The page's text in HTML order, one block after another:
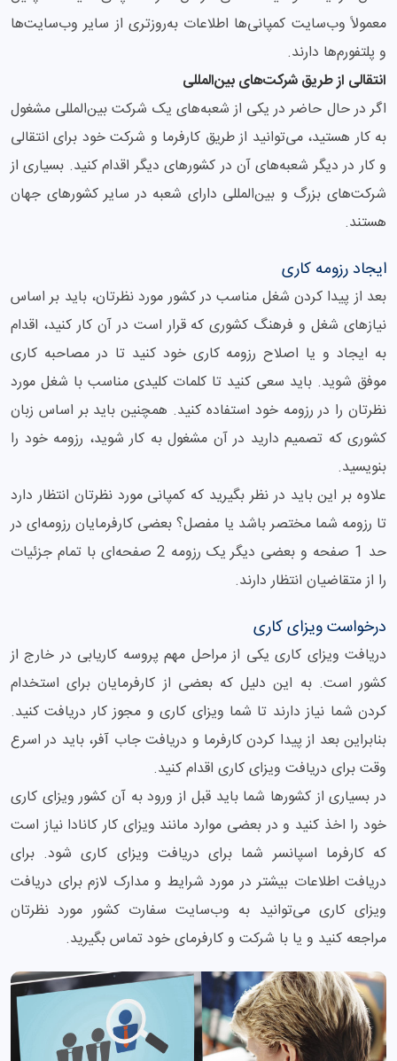
معمولاً وب‌سایت کمپانی‌ها اطلاعات به‌روزتری از سایر وب‌سایت‌ها
و پلتفورم‌ها دارند.
انتقالی از طریق شرکت‌های بین‌المللی
اگر در حال حاضر در یکی از شعبه‌های یک شرکت بین‌المللی مشغول
به کار هستید، می‌توانید از طریق کارفرما و شرکت خود برای انتقالی
و کار در دیگر شعبه‌های آن در کشورهای دیگر اقدام کنید. بسیاری از
شرکت‌های بزرگ و بین‌المللی دارای شعبه در سایر کشورهای جهان
هستند.
ایجاد رزومه کاری
بعد از پیدا کردن شغل مناسب در کشور مورد نظرتان، باید بر اساس
نیازهای شغل و فرهنگ کشوری که قرار است در آن کار کنید، اقدام
به ایجاد و یا اصلاح رزومه کاری خود کنید تا در مصاحبه کاری
موفق شوید. باید سعی کنید تا کلمات کلیدی مناسب با شغل مورد
نظرتان را در رزومه خود استفاده کنید. همچنین باید بر اساس زبان
کشوری که تصمیم دارید در آن مشغول به کار شوید، رزومه خود را
بنویسید.
علاوه بر این باید در نظر بگیرید که کمپانی مورد نظرتان انتظار دارد
تا رزومه شما مختصر باشد یا مفصل؟ بعضی کارفرمایان رزومه‌ای در
حد 1 صفحه و بعضی دیگر یک رزومه 2 صفحه‌ای با تمام جزئیات
را از متقاضیان انتظار دارند.
درخواست ویزای کاری
دریافت ویزای کاری یکی از مراحل مهم پروسه کاریابی در خارج از
کشور است. به این دلیل که بعضی از کارفرمایان برای استخدام
کردن شما نیاز دارند تا شما ویزای کاری و مجوز کار دریافت کنید.
بنابراین بعد از پیدا کردن کارفرما و دریافت جاب آفر، باید در اسرع
وقت برای دریافت ویزای کاری اقدام کنید.
در بسیاری از کشورها شما باید قبل از ورود به آن کشور ویزای کاری
خود را اخذ کنید و در بعضی موارد مانند ویزای کار کانادا نیاز است
که کارفرما اسپانسر شما برای دریافت ویزای کاری شود. برای
دریافت اطلاعات بیشتر در مورد شرایط و مدارک لازم برای دریافت
ویزای کاری می‌توانید به وب‌سایت سفارت کشور مورد نظرتان
مراجعه کنید و یا با شرکت و کارفرمای خود تماس بگیرید.